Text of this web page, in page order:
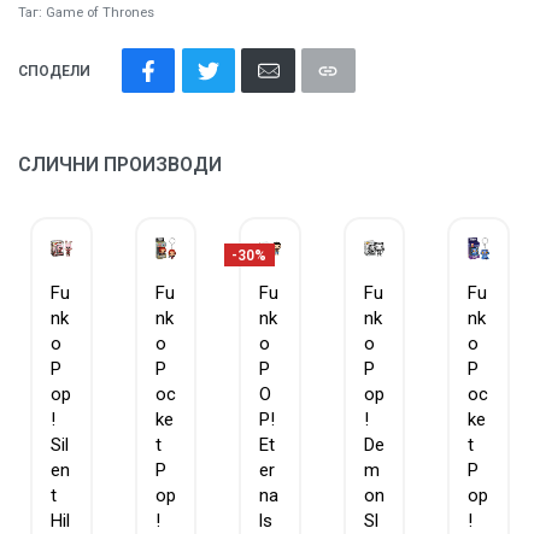
Таг: Game of Thrones
СПОДЕЛИ
СЛИЧНИ ПРОИЗВОДИ
Fu
nk
o
P
op
!
Sil
en
t
Hil
Fu
nk
o
P
oc
ke
t
P
op
!
-30%
Fu
nk
o
P
O
P!
Et
er
na
ls
Fu
nk
o
P
op
!
De
m
on
Sl
Fu
nk
o
P
oc
ke
t
P
op
!